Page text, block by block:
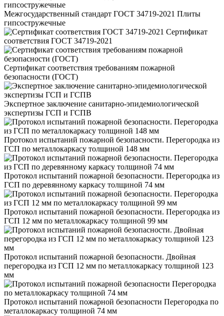
Межгосударственный стандарт ГОСТ 34719-2021 Плиты
гипсостружечные
Сертификат
соответствия ГОСТ 34719-2021
Сертификат соответствия требованиям пожарной
безопасности (ГОСТ)
Экспертное заключение санитарно-эпидемиологической
экспертизы ГСП и ГСПВ
Протокол испытаний пожарной безопасности. Перегородка из
ГСП по металлокаркасу толщиной 148 мм
Протокол испытаний пожарной безопасности. Перегородка из
ГСП по деревянному каркасу толщиной 74 мм
Протокол испытаний пожарной безопасности. Перегородка из
ГСП 12 мм по металлокаркасу толщиной 99 мм
Протокол испытаний пожарной безопасности. Двойная
перегородка из ГСП 12 мм по металлокаркасу толщиной 123
мм
Протокол испытаний пожарной безопасности Перегородка по
металлокаркасу толщиной 74 мм